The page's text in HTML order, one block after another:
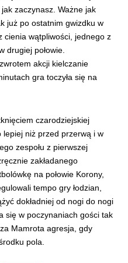
zaczynasz. Ważne jak
już po ostatnim gwizdku w
cienia wątpliwości, jednego z
drugiej połowie.
akcji kielczanie
gra toczyła się na
czarodziejskiej
niż przed przerwą i w
zespołu z pierwszej
zakładanego
na połowie Korony,
tempo gry łodzian,
dokładniej od nogi do nogi
się w poczynaniach gości tak
Mamrota agresja, gdy
pola.